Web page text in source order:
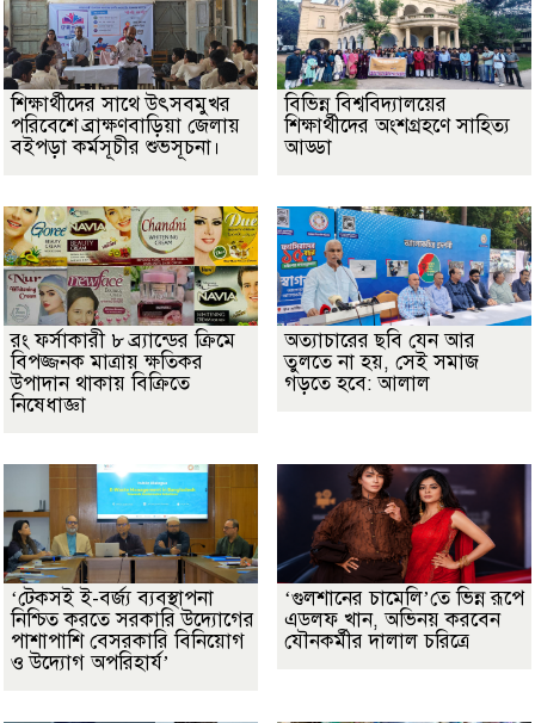
শিক্ষার্থীদের সাথে উৎসবমুখর
পরিবেশে ব্রাক্ষণবাড়িয়া জেলায়
বইপড়া কর্মসূচীর শুভসূচনা।
বিভিন্ন বিশ্ববিদ্যালয়ের
শিক্ষার্থীদের অংশগ্রহণে সাহিত্য
আড্ডা
রং ফর্সাকারী ৮ ব্র্যান্ডের ক্রিমে
বিপজ্জনক মাত্রায় ক্ষতিকর
উপাদান থাকায় বিক্রিতে
নিষেধাজ্ঞা
অত্যাচারের ছবি যেন আর
তুলতে না হয়, সেই সমাজ
গড়তে হবে: আলাল
‘টেকসই ই-বর্জ্য ব্যবস্থাপনা
নিশ্চিত করতে সরকারি উদ্যোগের
পাশাপাশি বেসরকারি বিনিয়োগ
ও উদ্যোগ অপরিহার্য’
‘গুলশানের চামেলি’তে ভিন্ন রূপে
এডলফ খান, অভিনয় করবেন
যৌনকর্মীর দালাল চরিত্রে